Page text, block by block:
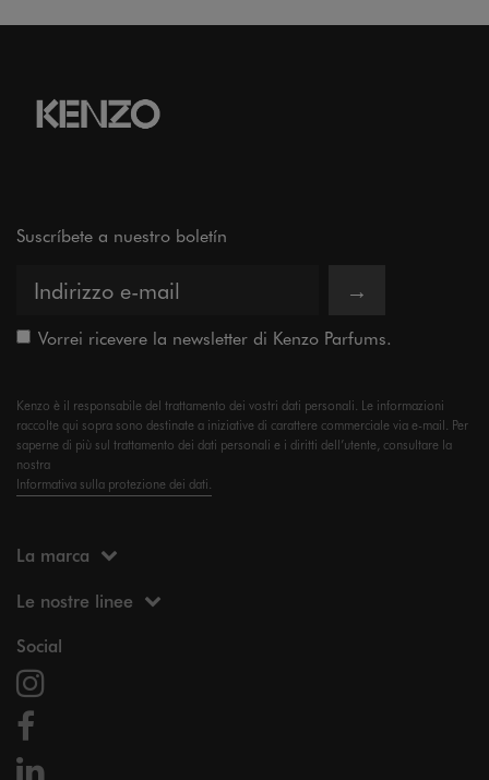
Suscríbete a nuestro boletín
→
Vorrei ricevere la newsletter di Kenzo Parfums.
Kenzo è il responsabile del trattamento dei vostri dati personali. Le informazioni
raccolte qui sopra sono destinate a iniziative di carattere commerciale via e-mail. Per
saperne di più sul trattamento dei dati personali e i diritti dell’utente, consultare la
nostra
Informativa sulla protezione dei dati.
La marca
Le nostre linee
Social